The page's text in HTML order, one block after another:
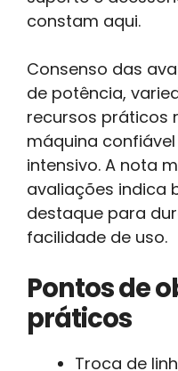
constam aqui.
Consenso das
de potência,
recursos práticos
máquina
intensivo. A nota
avaliações indica
destaque para
facilidade de uso.
Pontos de
práticos
Troca de